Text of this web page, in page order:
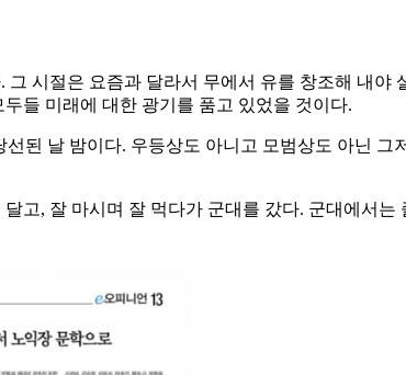
시절은 요즘과 달라서 무에서 유를 창조해 내야
들 미래에 대한 광기를 품고 있었을 것이다.
된 날 밤이다. 우등상도 아니고 모범상도 아닌 그
고, 잘 마시며 잘 먹다가 군대를 갔다. 군대에서는